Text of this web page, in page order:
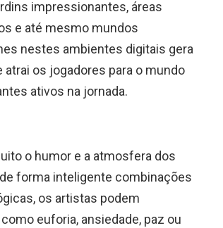
impressionantes, áreas
e até mesmo mundos
nestes ambientes digitais gera
os jogadores para o mundo
ativos na jornada.
o humor e a atmosfera dos
forma inteligente combinações
os artistas podem
euforia, ansiedade, paz ou